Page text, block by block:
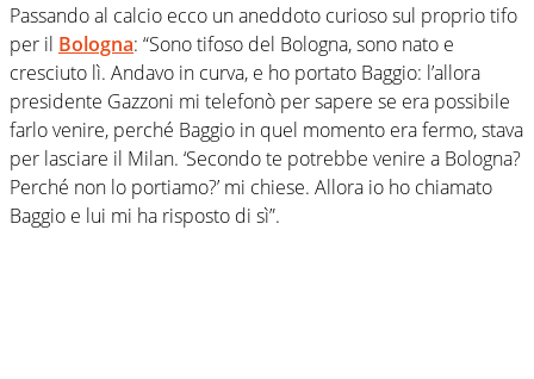
Passando al calcio ecco un aneddoto curioso sul proprio tifo
per il Bologna: “Sono tifoso del Bologna, sono nato e
cresciuto lì. Andavo in curva, e ho portato Baggio: l’allora
presidente Gazzoni mi telefonò per sapere se era possibile
farlo venire, perché Baggio in quel momento era fermo, stava
per lasciare il Milan. ‘Secondo te potrebbe venire a Bologna?
Perché non lo portiamo?’ mi chiese. Allora io ho chiamato
Baggio e lui mi ha risposto di sì”.